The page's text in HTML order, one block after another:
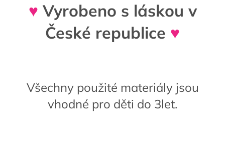
♥ Vyrobeno s láskou v
České republice ♥
Všechny použité materiály jsou
vhodné pro děti do 3let.